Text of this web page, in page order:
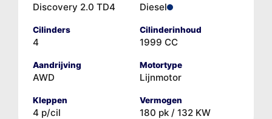
Discovery 2.0 TD4 Diesel
Cilinders
4
Cilinderinhoud
1999 CC
Aandrijving
AWD
Motortype
Lijnmotor
Kleppen
4 p/cil
Vermogen
180 pk / 132 KW